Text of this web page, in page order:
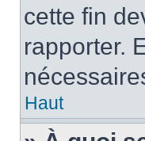
cette fin
rapporter.
Haut